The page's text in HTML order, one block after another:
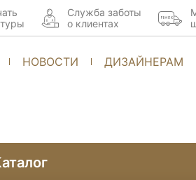
НОВОСТИ ДИЗАЙНЕРАМ
Cлужба заботы
о клиентах